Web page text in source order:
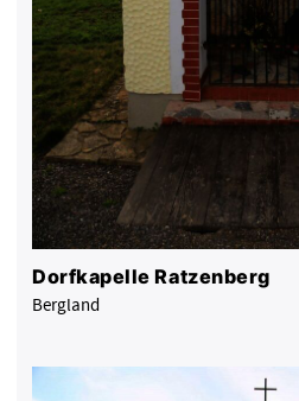
Dorfkapelle Ratzenberg
Bergland